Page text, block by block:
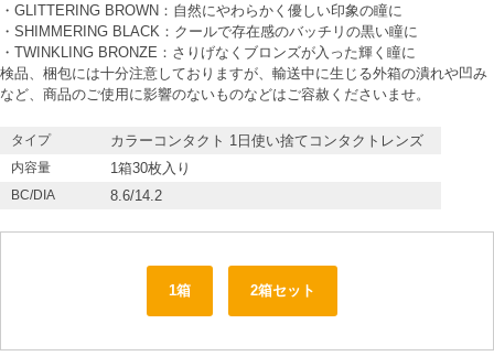
・GLITTERING BROWN：自然にやわらかく優しい印象の瞳に
・SHIMMERING BLACK：クールで存在感のバッチリの黒い瞳に
・TWINKLING BRONZE：さりげなくブロンズが入った輝く瞳に
検品、梱包には十分注意しておりますが、輸送中に生じる外箱の潰れや凹み
など、商品のご使用に影響のないものなどはご容赦くださいませ。
タイプ カラーコンタクト 1日使い捨てコンタクトレンズ
内容量 1箱30枚入り
BC/DIA 8.6/14.2
1箱 2箱セット